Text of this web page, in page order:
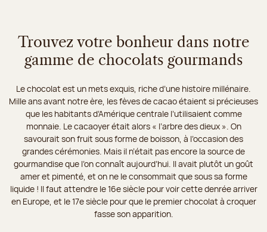
Trouvez votre bonheur dans notre
gamme de chocolats gourmands
Le chocolat est un mets exquis, riche d’une histoire millénaire.
Mille ans avant notre ère, les fèves de cacao étaient si précieuses
que les habitants d’Amérique centrale l’utilisaient comme
monnaie. Le cacaoyer était alors « l’arbre des dieux ». On
savourait son fruit sous forme de boisson, à l’occasion des
grandes cérémonies. Mais il n’était pas encore la source de
gourmandise que l’on connaît aujourd’hui. Il avait plutôt un goût
amer et pimenté, et on ne le consommait que sous sa forme
liquide ! Il faut attendre le 16e siècle pour voir cette denrée arriver
en Europe, et le 17e siècle pour que le premier chocolat à croquer
fasse son apparition.